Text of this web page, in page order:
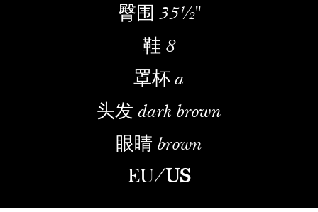
臀围 35½''
鞋 8
罩杯 a
头发 dark brown
眼睛 brown
EU/US